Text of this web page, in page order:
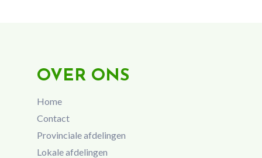
OVER ONS
Home
Contact
Provinciale afdelingen
Lokale afdelingen